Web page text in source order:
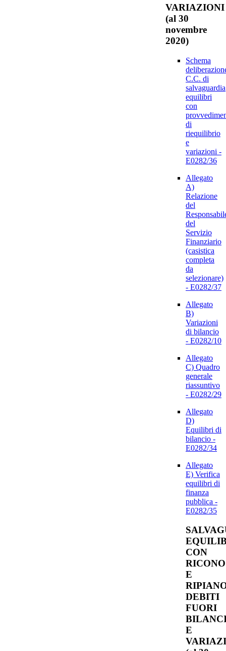
VARIAZIONI
(al 30
novembre
2020)
Schema
C.C. di
salvaguardia
equilibri
con
di
riequilibrio
e
variazioni -
E0282/36
Allegato
A)
Relazione
del
del
Servizio
Finanziario
(casistica
completa
da
selezionare)
- E0282/37
Allegato
B)
Variazioni
di bilancio
- E0282/10
Allegato
C) Quadro
generale
riassuntivo
- E0282/29
Allegato
D)
Equilibri di
bilancio -
E0282/34
Allegato
E) Verifica
equilibri di
finanza
pubblica -
E0282/35
CON
E
DEBITI
FUORI
E